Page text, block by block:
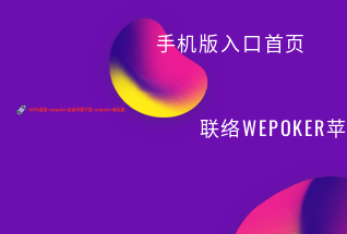
手机版入口首页
联络WEPOKER